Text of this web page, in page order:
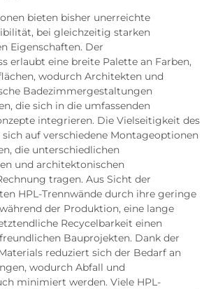
bieten bisher unerreichte
bei gleichzeitig starken
Eigenschaften. Der
erlaubt eine breite Palette an Farben,
wodurch Architekten und
Badezimmergestaltungen
die sich in die umfassenden
integrieren. Die Vielseitigkeit des
auf verschiedene Montageoptionen
die unterschiedlichen
und architektonischen
tragen. Aus Sicht der
HPL-Trennwände durch ihre geringe
der Produktion, eine lange
Recycelbarkeit einen
Bauprojekten. Dank der
reduziert sich der Bedarf an
wodurch Abfall und
minimiert werden. Viele HPL-